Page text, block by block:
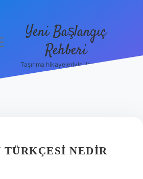
Yeni Başlangıç
Rehberi
Taşınma hikayeleriyle ilham bul!
TÜRKÇESI NEDIR